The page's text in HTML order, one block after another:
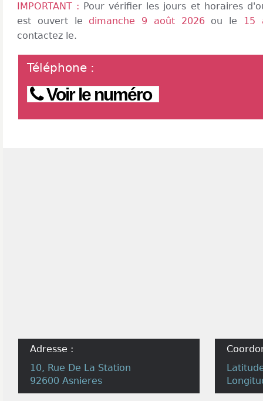
IMPORTANT : Pour vérifier les jours et horaires
est ouvert le dimanche 9 août 2026ou le 15
contactez le.
Téléphone :
Voir le numéro
Adresse :
10, Rue De La Station
92600 Asnieres